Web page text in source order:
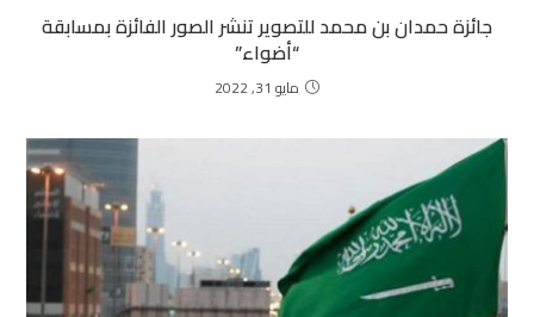
جائزة حمدان بن محمد للتصوير تنشر الصور الفائزة بمسابقة
“أضواء”
مايو 31, 2022